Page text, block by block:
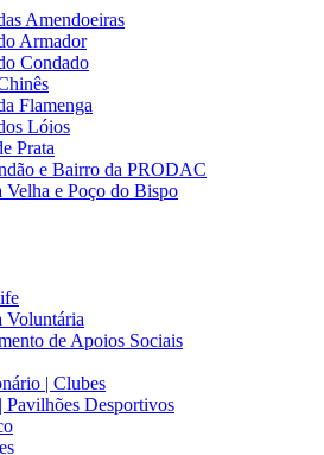
Amendoeiras
Armador
Condado
Flamenga
Lóios
Prata
e Bairro da PRODAC
e Poço do Bispo
Voluntária
de Apoios Sociais
| Clubes
Pavilhões Desportivos